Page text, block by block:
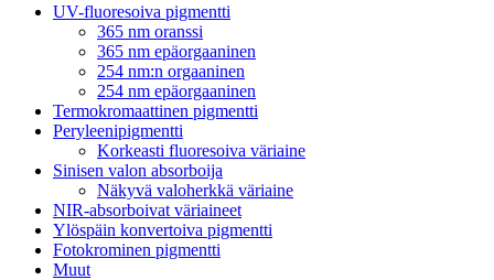
UV-fluoresoiva pigmentti
365 nm oranssi
365 nm epäorgaaninen
254 nm:n orgaaninen
254 nm epäorgaaninen
Termokromaattinen pigmentti
Peryleenipigmentti
Korkeasti fluoresoiva väriaine
Sinisen valon absorboija
Näkyvä valoherkkä väriaine
NIR-absorboivat väriaineet
Ylöspäin konvertoiva pigmentti
Fotokrominen pigmentti
Muut